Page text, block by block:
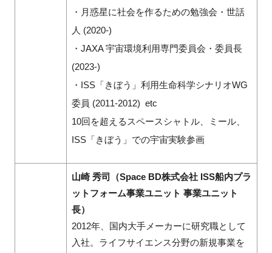
・月惑星に社会を作るための勉強会・世話
人 (2020-)
・JAXA 宇宙環境利用専門委員会・委員長
(2023-)
・ISS「きぼう」利用生命科学シナリオWG
委員 (2011-2012) etc
10回を超えるスペースシャトル、ミール、
ISS「きぼう」での宇宙実験参画
山崎 秀司（Space BD株式会社 ISS船内プラ
ットフォーム事業ユニット 事業ユニット
長）
2012年、国内大手メーカーに研究職として
入社。ライフサイエンス分野の新規事業を